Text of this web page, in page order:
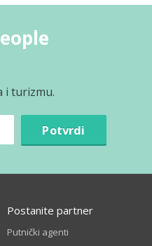
i turizmu.
Potvrdi
Postanite partner
Putnički agenti